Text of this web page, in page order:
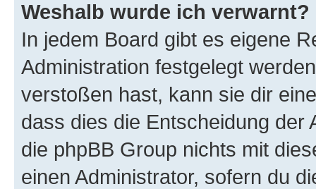
Weshalb wurde ich verwarnt?
In jedem Board gibt es eigene
Administration festgelegt
verstoßen hast, kann sie dir
dass dies die Entscheidung der
die phpBB Group nichts mit
einen Administrator, sofern du